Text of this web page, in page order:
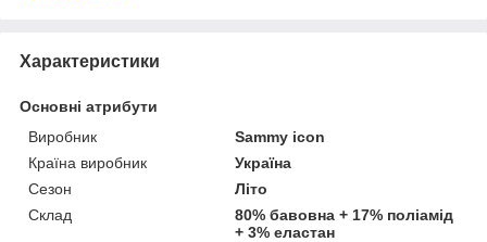
Характеристики
Основні атрибути
Виробник
Sammy icon
Країна виробник
Україна
Сезон
Літо
Склад
80% бавовна + 17% поліамід
+ 3% еластан